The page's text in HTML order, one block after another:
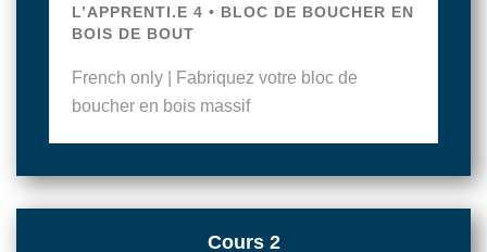
L’APPRENTI.E 4 • BLOC DE BOUCHER EN
BOIS DE BOUT
French only | Fabriquez votre bloc de
boucher en bois massif
Cours 2